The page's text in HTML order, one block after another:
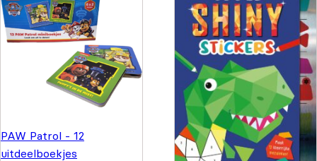
PAW Patrol - 12
uitdeelboekjes